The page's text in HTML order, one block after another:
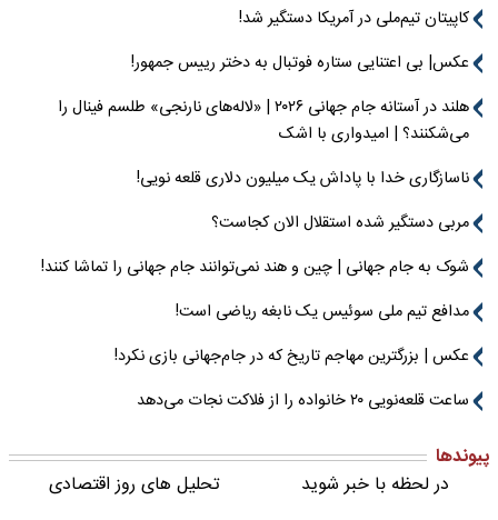
کاپیتان تیم‌ملی در آمریکا دستگیر شد!
عکس| بی اعتنایی ستاره فوتبال به دختر رییس جمهور!
هلند در آستانه جام جهانی ۲۰۲۶ | «لاله‌های نارنجی» طلسم فینال را
می‌شکنند؟ | امیدواری با اشک
ناسازگاری خدا با پاداش یک میلیون دلاری قلعه نویی!
مربی دستگیر شده استقلال الان کجاست؟
شوک به جام جهانی | چین و هند نمی‌توانند جام جهانی را تماشا کنند!
مدافع تیم ملی سوئیس یک نابغه ریاضی است!
عکس | بزرگترین مهاجم تاریخ که در جام‌جهانی بازی نکرد!
ساعت قلعه‌نویی ۲۰ خانواده را از فلاکت نجات می‌دهد
پیوندها
در لحظه با خبر شوید
تحلیل های روز اقتصادی